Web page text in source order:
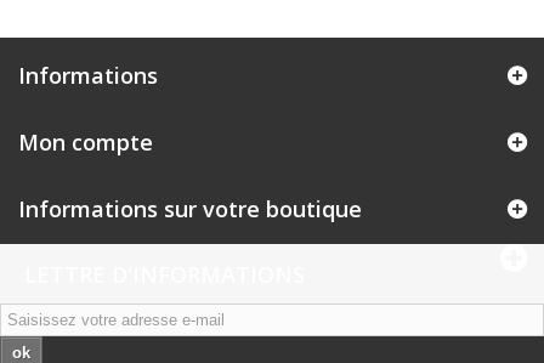
Informations
Mon compte
Informations sur votre boutique
ok